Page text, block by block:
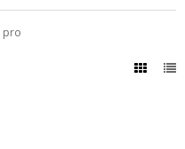
pro